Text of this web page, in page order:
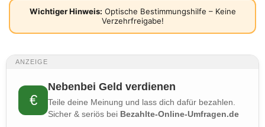
Wichtiger Hinweis: Optische Bestimmungshilfe – Keine
Verzehrfreigabe!
ANZEIGE
€
Nebenbei Geld verdienen
Teile deine Meinung und lass dich dafür bezahlen.
Sicher & seriös bei Bezahlte-Online-Umfragen.de